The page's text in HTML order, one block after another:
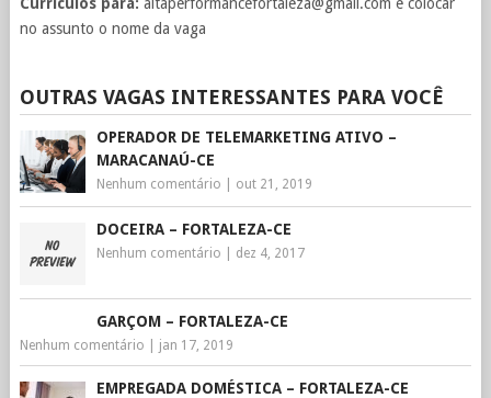
no assunto o nome da vaga
OUTRAS VAGAS INTERESSANTES PARA VOCÊ
OPERADOR DE TELEMARKETING ATIVO –
MARACANAÚ-CE
Nenhum comentário out 21, 2019
DOCEIRA – FORTALEZA-CE
Nenhum comentário dez 4, 2017
GARÇOM – FORTALEZA-CE
Nenhum comentário jan 17, 2019
EMPREGADA DOMÉSTICA – FORTALEZA-CE